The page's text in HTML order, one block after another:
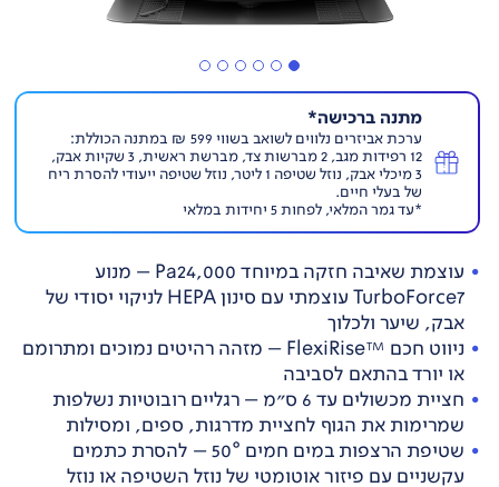
מתנה ברכישה*
ערכת אביזרים נלווים לשואב בשווי 599 ₪ במתנה הכוללת:
12 רפידות מגב, 2 מברשות צד, מברשת ראשית, 3 שקיות אבק,
3 מיכלי אבק, נוזל שטיפה 1 ליטר, נוזל שטיפה ייעודי להסרת ריח
של בעלי חיים.
*עד גמר המלאי, לפחות 5 יחידות במלאי
עוצמת שאיבה חזקה במיוחד Pa24,000 – מנוע
TurboForce7 עוצמתי עם סינון HEPA לניקוי יסודי של
אבק, שיער ולכלוך
ניווט חכם ™FlexiRise – מזהה רהיטים נמוכים ומתרומם
או יורד בהתאם לסביבה
חציית מכשולים עד 6 ס"מ – רגליים רובוטיות נשלפות
שמרימות את הגוף לחציית מדרגות, ספים, ומסילות
שטיפת הרצפות במים חמים 50° – להסרת כתמים
עקשניים עם פיזור אוטומטי של נוזל השטיפה או נוזל